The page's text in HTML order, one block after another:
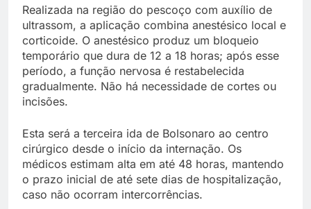
Realizada na região do pescoço com auxílio de
ultrassom, a aplicação combina anestésico local e
corticoide. O anestésico produz um bloqueio
temporário que dura de 12 a 18 horas; após esse
período, a função nervosa é restabelecida
gradualmente. Não há necessidade de cortes ou
incisões.
Esta será a terceira ida de Bolsonaro ao centro
cirúrgico desde o início da internação. Os
médicos estimam alta em até 48 horas, mantendo
o prazo inicial de até sete dias de hospitalização,
caso não ocorram intercorrências.